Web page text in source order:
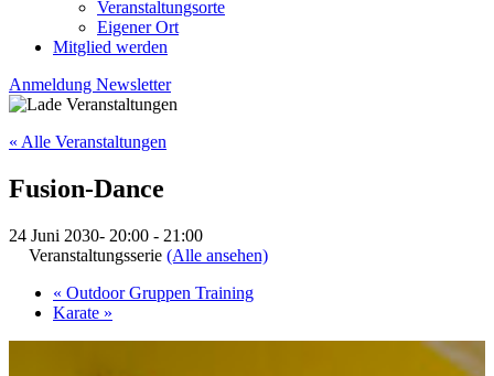
Veranstaltungsorte
Eigener Ort
Mitglied werden
Anmeldung Newsletter
« Alle Veranstaltungen
Fusion-Dance
24 Juni 2030- 20:00 - 21:00
Veranstaltungsserie (Alle ansehen)
« Outdoor Gruppen Training
Karate »